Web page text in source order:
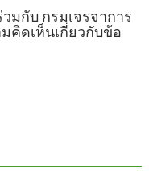
มกับ กรมเจรจาการ
คิดเห็นเกี่ยวกับข้อ